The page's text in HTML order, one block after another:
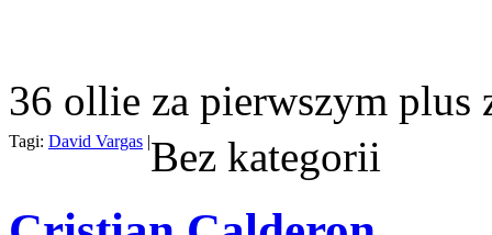
36 ollie za pierwszym plus
Tagi: David Vargas |Bez kategorii